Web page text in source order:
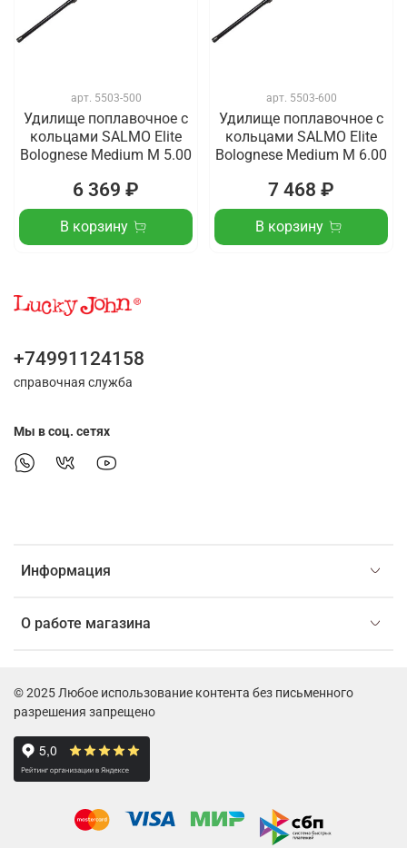
арт. 5503-500
Удилище поплавочное с
кольцами SALMO Elite
Bolognese Medium M 5.00
6 369 ₽
В корзину
арт. 5503-600
Удилище поплавочное с
кольцами SALMO Elite
Bolognese Medium M 6.00
7 468 ₽
В корзину
Информация
О работе магазина
+74991124158
справочная служба
Мы в соц. сетях
© 2025 Любое использование контента без письменного
разрешения запрещено